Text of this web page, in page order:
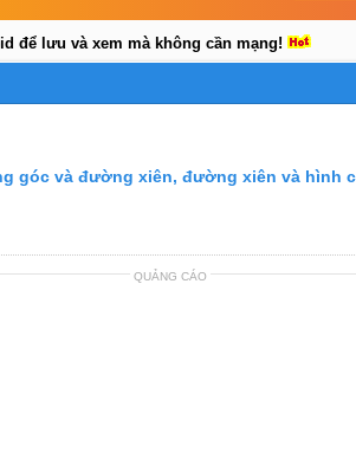
để lưu và xem mà không cần mạng!
góc và đường xiên, đường xiên và hình
QUẢNG CÁO